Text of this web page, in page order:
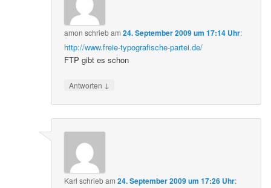
amon schriebam24. September 2009 um 17:14 Uhr:
http://www.freie-typografische-partei.de/
FTP gibt es schon
Antworten ↓
Karl schriebam24. September 2009 um 17:26 Uhr: